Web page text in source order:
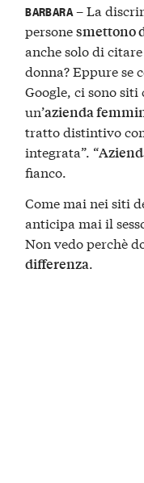
BARBARA– La
personesmettono
anche solo di
donna? Eppure se
Google, ci sono
un’azienda
tratto distintivo
integrata”. “
fianco.
Come mai nei siti
anticipa mai il
Non vedo perchè
differenza.